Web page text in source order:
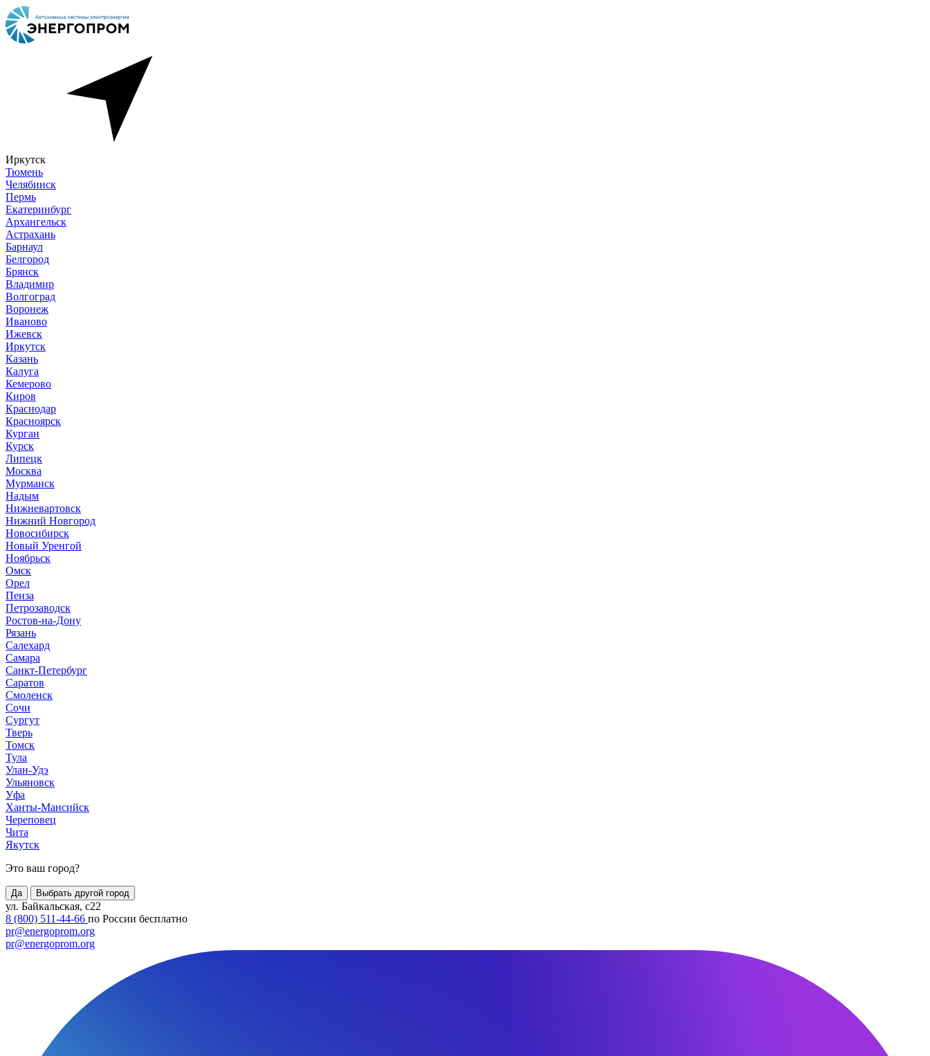
Иркутск
Тюмень
Челябинск
Пермь
Екатеринбург
Архангельск
Астрахань
Барнаул
Белгород
Брянск
Владимир
Волгоград
Воронеж
Иваново
Ижевск
Иркутск
Казань
Калуга
Кемерово
Киров
Краснодар
Красноярск
Курган
Курск
Липецк
Москва
Мурманск
Надым
Нижневартовск
Нижний Новгород
Новосибирск
Новый Уренгой
Ноябрьск
Омск
Орел
Пенза
Петрозаводск
Ростов-на-Дону
Рязань
Салехард
Самара
Санкт-Петербург
Саратов
Смоленск
Сочи
Сургут
Тверь
Томск
Тула
Улан-Удэ
Ульяновск
Уфа
Ханты-Мансийск
Череповец
Чита
Якутск
Это ваш город?
Да Выбрать другой город
ул. Байкальская, с22
8 (800) 511-44-66 по России бесплатно
pr@energoprom.org
pr@energoprom.org